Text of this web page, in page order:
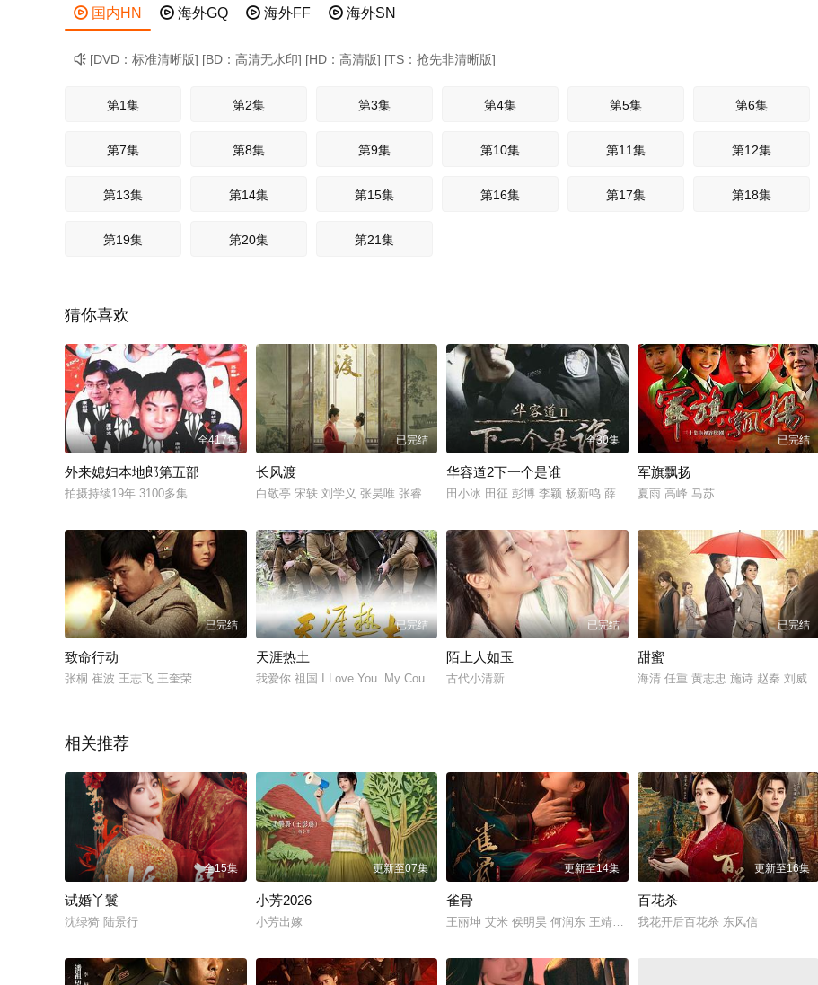
 国内HN  海外GQ  海外FF  海外SN
 [DVD：标准清晰版] [BD：高清无水印] [HD：高清版] [TS：抢先非清晰版]
第1集 第2集 第3集 第4集 第5集 第6集
第7集 第8集 第9集 第10集 第11集 第12集
第13集 第14集 第15集 第16集 第17集 第18集
第19集 第20集 第21集
猜你喜欢
全417集
外来媳妇本地郎第五部
拍摄持续19年 3100多集
已完结
长风渡
白敬亭 宋轶 刘学义 张昊唯 张睿 赵子琪 张绍刚 沙溢 胡可 何晟铭 张棪琰 何中华 王策 吴冕 章呈赫 孔琳
全30集
华容道2下一个是谁
田小冰 田征 彭博 李颖 杨新鸣 薛薇 戈治均 王晶瑜 周玉琦 张宇彤 王双宝
已完结
军旗飘扬
夏雨 高峰 马苏
已完结
致命行动
张桐 崔波 王志飞 王奎荣
已完结
天涯热土
我爱你 祖国 I Love You My Country
已完结
陌上人如玉
古代小清新
已完结
甜蜜
海清 任重 黄志忠 施诗 赵秦 刘威
相关推荐
全15集
试婚丫鬟
沈绿猗 陆景行
更新至07集
小芳2026
小芳出嫁
更新至14集
雀骨
王丽坤 艾米 侯明昊 何润东 王靖雯 王润泽 蒋中炜 陶昕然 博尔吉特 王
更新至16集
百花杀
我花开后百花杀 东风信